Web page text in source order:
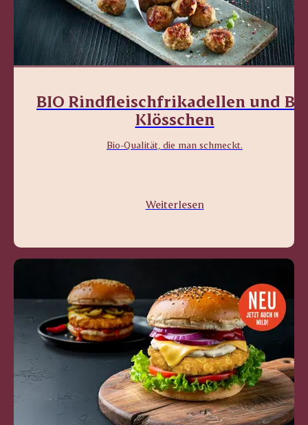
BIO Rindfleischfrikadellen und
Klösschen
Bio-Qualität, die man schmeckt.
Weiterlesen